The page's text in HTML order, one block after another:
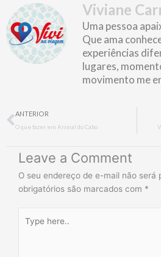
Viviane
Uma pessoa
Que ama
experiências
lugares,
movimento me
Prev
ANTERIOR
O que fazer em Arraial do Cabo
Leave a Comment
O seu endereço de e-mail não será
obrigatórios são marcados com *
here..